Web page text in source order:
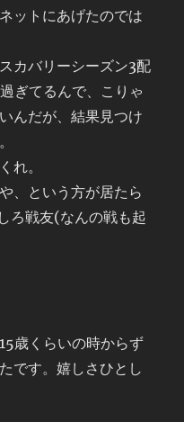
ットにあげたのでは
カバリーシーズン3配
ぎてるんで、こりゃ
んだが、結果見つけ
れ。
、という方が居たら
ろ戦友(なんの戦も起
歳くらいの時からず
です。嬉しさひとし